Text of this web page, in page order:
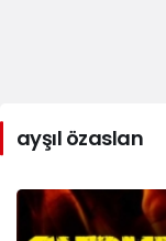
ayşıl özaslan